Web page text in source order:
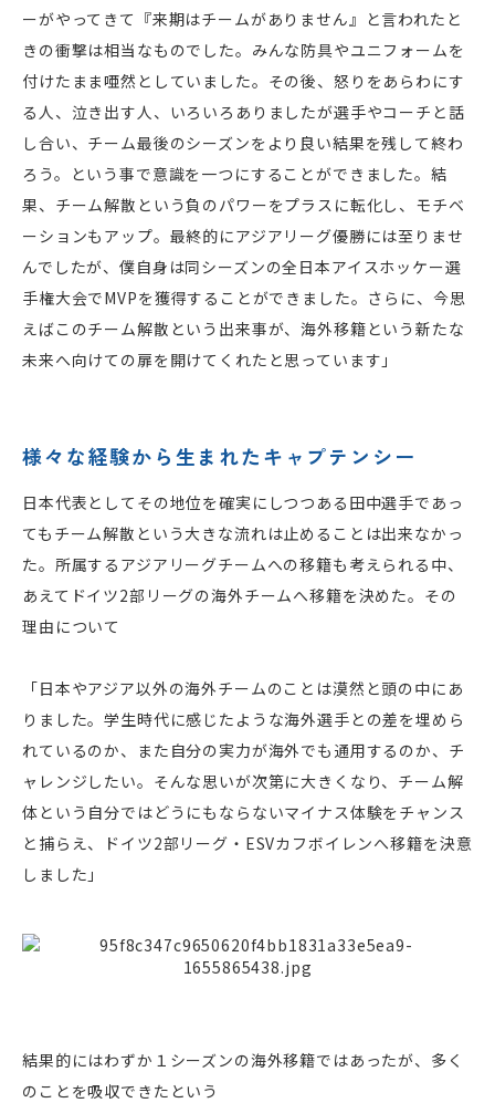
ーがやってきて『来期はチームがありません』と言われたと
きの衝撃は相当なものでした。みんな防具やユニフォームを
付けたまま唖然としていました。その後、怒りをあらわにす
る人、泣き出す人、いろいろありましたが選手やコーチと話
し合い、チーム最後のシーズンをより良い結果を残して終わ
ろう。という事で意識を一つにすることができました。結
果、チーム解散という負のパワーをプラスに転化し、モチベ
ーションもアップ。最終的にアジアリーグ優勝には至りませ
んでしたが、僕自身は同シーズンの全日本アイスホッケー選
手権大会でMVPを獲得することができました。さらに、今思
えばこのチーム解散という出来事が、海外移籍という新たな
未来へ向けての扉を開けてくれたと思っています」
様々な経験から生まれたキャプテンシー
日本代表としてその地位を確実にしつつある田中選手であっ
てもチーム解散という大きな流れは止めることは出来なかっ
た。所属するアジアリーグチームへの移籍も考えられる中、
あえてドイツ2部リーグの海外チームへ移籍を決めた。その
理由について
「日本やアジア以外の海外チームのことは漠然と頭の中にあ
りました。学生時代に感じたような海外選手との差を埋めら
れているのか、また自分の実力が海外でも通用するのか、チ
ャレンジしたい。そんな思いが次第に大きくなり、チーム解
体という自分ではどうにもならないマイナス体験をチャンス
と捕らえ、ドイツ2部リーグ・ESVカフボイレンへ移籍を決意
しました」
結果的にはわずか１シーズンの海外移籍ではあったが、多く
のことを吸収できたという